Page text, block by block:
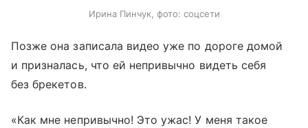
Ирина Пинчук, фото: соцсети
Позже она записала видео уже по дороге домой
и призналась, что ей непривычно видеть себя
без брекетов.
«Как мне непривычно! Это ужас! У меня такое